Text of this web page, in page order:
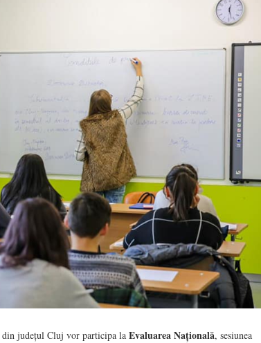
din județul Cluj vor participa la Evaluarea Națională, sesiunea